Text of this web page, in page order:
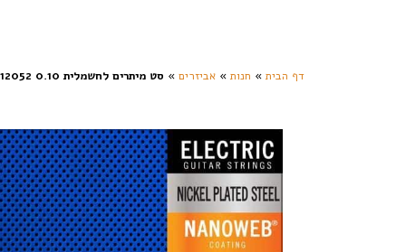
דף הבית » חנות » אביזרים » סט מיתרים לחשמלית ELIXIR NANOWEB 12052 0.10